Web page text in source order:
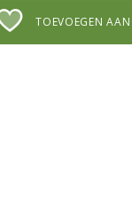
TOEVOEGEN AAN